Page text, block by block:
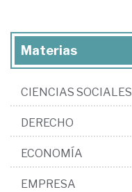
Materias
CIENCIAS SOCIALES
DERECHO
ECONOMÍA
EMPRESA